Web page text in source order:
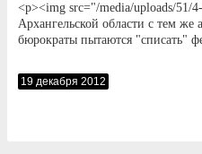
<p><img src="/media/uploads/51/
Архангельской области с тем
бюрократы пытаются "списать"
России</p>
19 декабря 2012